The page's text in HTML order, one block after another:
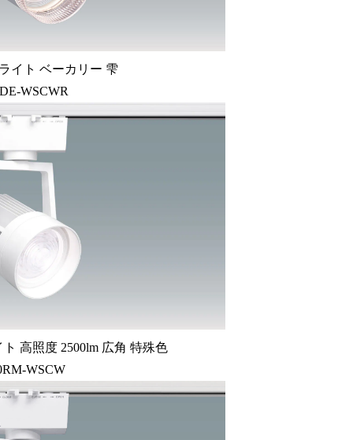
イト ベーカリー 雫
WSCWR
高照度 2500lm 広角 特殊色
WSCW